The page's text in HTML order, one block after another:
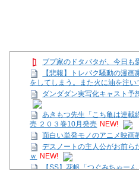
ブブ家のドタバタが、今日も
【悲報】トレパク騒動の漫
をしてしまう。また火に油を注い
ダンダダン実写化キャスト予
あきもつ先生「こち亀は連
売 ２０３巻10月発売 NEW!
面白い単発モノのアニメ映画
デスノートの主人公がお前ら
ｗ
NEW!
【SS】花帆「つぐみちゃー